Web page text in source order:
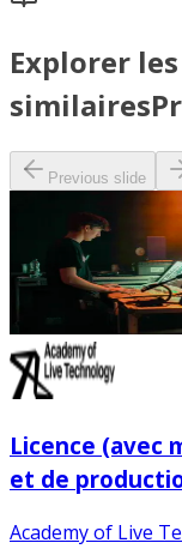
Explorer
similaires
Previous slide
Licence (avec
et de
Academy of Live